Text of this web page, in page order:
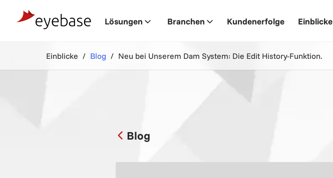
Lösungen Branchen Kundenerfolge Einblicke
Einblicke Blog Neu bei Unserem Dam System: Die Edit History-Funktion.
Blog